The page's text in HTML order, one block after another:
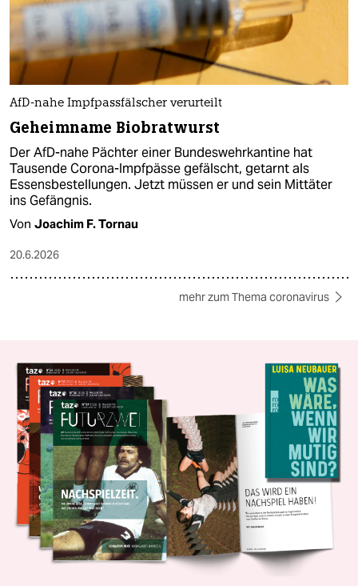
AfD-nahe Impfpassfälscher verurteilt
Geheimname Biobratwurst
Der AfD-nahe Pächter einer Bundeswehrkantine hat
Tausende Corona-Impfpässe gefälscht, getarnt als
Essensbestellungen. Jetzt müssen er und sein Mittäter
ins Gefängnis.
Von Joachim F. Tornau
20.6.2026
mehr zum Thema coronavirus